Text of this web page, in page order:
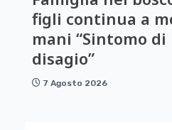
figli continua a
mani “Sintomo
disagio”
7 Agosto 2026